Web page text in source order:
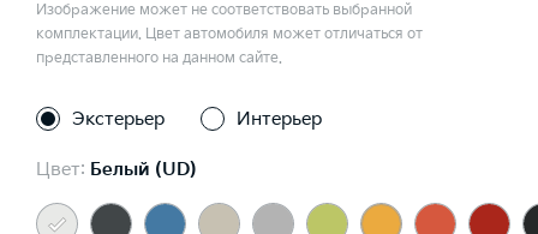
Изображение может не соответствовать выбранной
комплектации. Цвет автомобиля может отличаться от
представленного на данном сайте.
Экстерьер Интерьер
Цвет: Белый (UD)